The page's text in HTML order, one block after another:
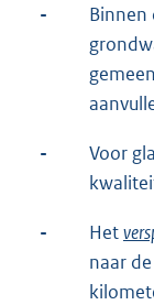
-
Binnen
-
Voor
- Het
naar